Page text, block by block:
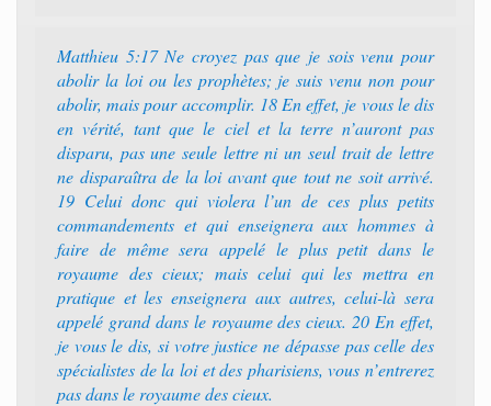
Matthieu 5:17 Ne croyez pas que je sois venu pour
abolir la loi ou les prophètes; je suis venu non pour
abolir, mais pour accomplir. 18 En effet, je vous le dis
en vérité, tant que le ciel et la terre n’auront pas
disparu, pas une seule lettre ni un seul trait de lettre
ne disparaîtra de la loi avant que tout ne soit arrivé.
19 Celui donc qui violera l’un de ces plus petits
commandements et qui enseignera aux hommes à
faire de même sera appelé le plus petit dans le
royaume des cieux; mais celui qui les mettra en
pratique et les enseignera aux autres, celui-là sera
appelé grand dans le royaume des cieux. 20 En effet,
je vous le dis, si votre justice ne dépasse pas celle des
spécialistes de la loi et des pharisiens, vous n’entrerez
pas dans le royaume des cieux.